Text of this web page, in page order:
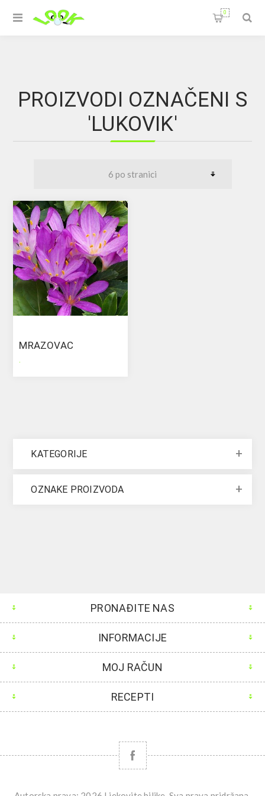
0
PROIZVODI OZNAČENI S
'LUKOVIK'
MRAZOVAC
KATEGORIJE
OZNAKE PROIZVODA
PRONAĐITE NAS
INFORMACIJE
MOJ RAČUN
RECEPTI